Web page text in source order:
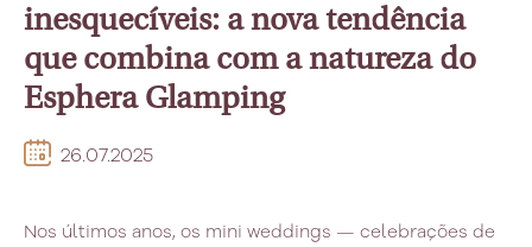
inesquecíveis: a nova tendência
que combina com a natureza do
Esphera Glamping
26.07.2025
Nos últimos anos, os mini weddings — celebrações de